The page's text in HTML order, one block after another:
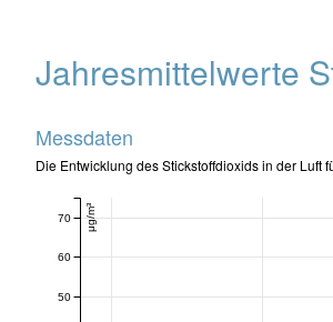
Jahresmittelwerte
Messdaten
Die Entwicklung des Stickstoffdioxids in der Luft
μg/m³
50
60
70